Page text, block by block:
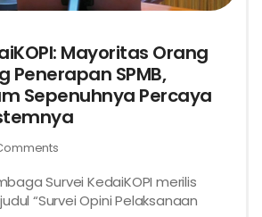
Mayoritas Orang
Penerapan SPMB,
Sepenuhnya Percaya
Survei KedaiKOPI merilis
“Survei Opini Pelaksanaan